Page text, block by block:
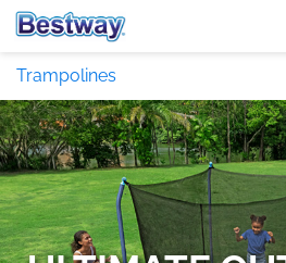
Trampolines